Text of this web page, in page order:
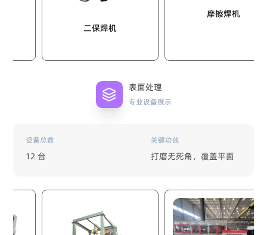
二保焊机
摩擦焊机
表面处理
专业设备展示
设备总数
12 台
关键功效
打磨无死角，覆盖平面